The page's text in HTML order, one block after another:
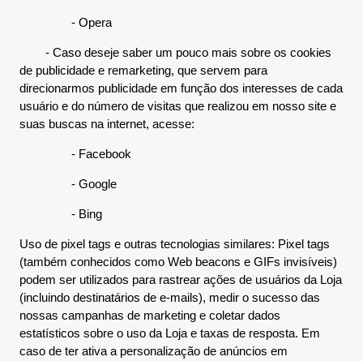
- Opera
- Caso deseje saber um pouco mais sobre os cookies
de publicidade e remarketing, que servem para
direcionarmos publicidade em função dos interesses de cada
usuário e do número de visitas que realizou em nosso site e
suas buscas na internet, acesse:
- Facebook
- Google
- Bing
Uso de pixel tags e outras tecnologias similares: Pixel tags
(também conhecidos como Web beacons e GIFs invisíveis)
podem ser utilizados para rastrear ações de usuários da Loja
(incluindo destinatários de e-mails), medir o sucesso das
nossas campanhas de marketing e coletar dados
estatísticos sobre o uso da Loja e taxas de resposta. Em
caso de ter ativa a personalização de anúncios em